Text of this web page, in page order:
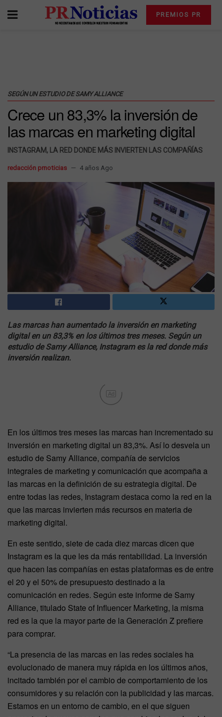
PREMIOS PR
SEGÚN UN ESTUDIO DE SAMY ALLIANCE
Crece un 83,3% la inversión de
las marcas en marketing digital
INSTAGRAM, LA RED DONDE MÁS INVIERTEN LAS COMPAÑÍAS
redacción prnoticias 4 años Ago
Las marcas han aumentado la inversión en marketing
digital en un 83,3% en los últimos tres meses. Según un
estudio de Samy Alliance, Instagram es la red donde más
inversión realizan.
Ad
En los últimos tres meses las marcas han incrementado su
inversión en marketing digital un 83,3%. Así lo desvela un
estudio de Samy Alliance, compañía de servicios
integrales de marketing y comunicación que acompaña a
las marcas en la definición de su estrategia digital. De
entre todas las redes, Instagram destaca como la red en la
que las marcas invierten más recursos en materia de
marketing digital.
En este sentido, siete de cada diez marcas dicen que
Instagram es la que les da más rentabilidad. La inversión
que hacen las compañías en estas plataformas es de entre
el 20 y el 50% de presupuesto destinado a la
comunicación en redes. Según este informe de Samy
Alliance, titulado State of Influencer Marketing, la misma
red es la que la mayor parte de la Generación Z prefiere
para comprar.
“La presencia de las marcas en las redes sociales ha
evolucionado de manera muy rápida en los últimos años,
incitado también por el cambio de comportamiento de los
consumidores y su relación con la publicidad y las marcas.
Estamos en un entorno de cambio, en el que siguen